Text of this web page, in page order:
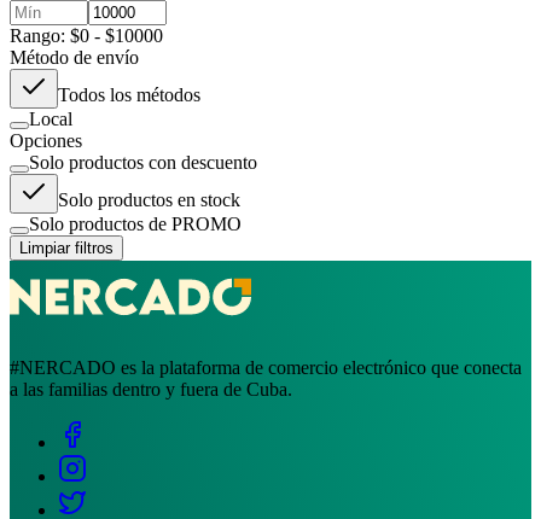
Rango: $0 - $10000
Método de envío
Todos los métodos
Local
Opciones
Solo productos con descuento
Solo productos en stock
Solo productos de PROMO
Limpiar filtros
#NERCADO es la plataforma de comercio electrónico que conecta
a las familias dentro y fuera de Cuba.